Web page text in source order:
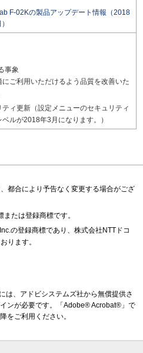
F-02Kの製品アップデート情報（2018
事象
にご利用いただけるよう品質を改善いた
ティ更新（設定メニューのセキュリティ
ルが2018年3月になります。）
都合により予告なく変更する場合がござ
または登録商標です。
の登録商標であり、株式会社NTTドコ
ります。
は、アドビシステムズ社から無償提供さ
ンが必要です。「Adobe® Acrobat®」で
をご利用ください。